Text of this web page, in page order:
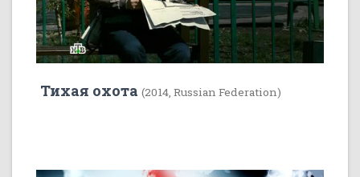
Тихая охота (2014, Russian Federation)